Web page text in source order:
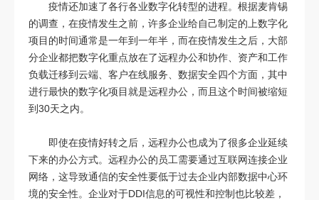
疫情还加速了各行各业数字化转型的进程。根据麦肯锡
的调查，在疫情发生之前，许多企业给自己制定的上数字化
项目的时间通常是一年到一年半，而在疫情发生之后，大部
分企业都把数字化重点放在了远程办公和协作、资产和工作
负载迁移到云端、客户在线服务、数据安全四个方面，其中
进行最快的数字化项目就是远程办公，而且这个时间被缩短
到30天之内。
即使在疫情好转之后，远程办公也成为了很多企业延续
下来的办公方式。远程办公的员工需要通过互联网连接企业
网络，这导致通信的安全性要低于过去企业内部数据中心环
境的安全性。企业对于DDI信息的可视性和控制也比较差，